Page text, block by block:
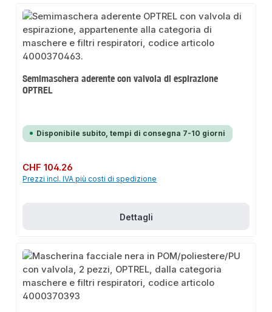
Semimaschera aderente con valvola di espirazione
OPTREL
Disponibile subito, tempi di consegna 7-10 giorni
Prezzo normale:
CHF 104.26
Prezzi incl. IVA più costi di spedizione
Dettagli